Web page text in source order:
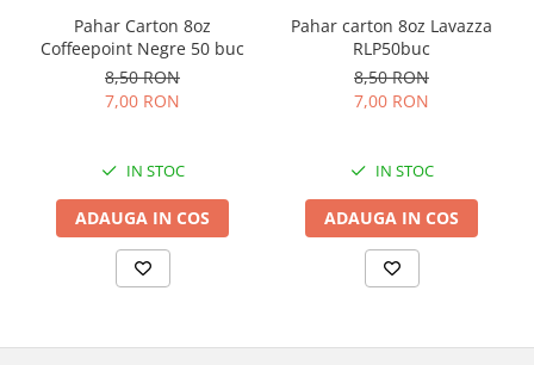
Pahar Carton 8oz
Coffeepoint Negre 50 buc
8,50 RON
7,00 RON
IN STOC
ADAUGA IN COS
Pahar carton 8oz Lavazza
RLP50buc
8,50 RON
7,00 RON
IN STOC
ADAUGA IN COS